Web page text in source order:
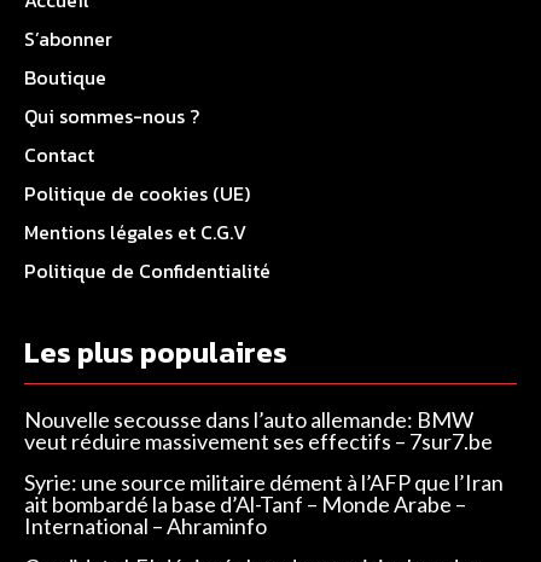
S’abonner
Boutique
Qui sommes-nous ?
Contact
Politique de cookies (UE)
Mentions légales et C.G.V
Politique de Confidentialité
Les plus populaires
Nouvelle secousse dans l’auto allemande: BMW
veut réduire massivement ses effectifs – 7sur7.be
Syrie: une source militaire dément à l’AFP que l’Iran
ait bombardé la base d’Al-Tanf – Monde Arabe –
International – Ahraminfo